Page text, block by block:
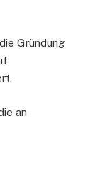
Gründung
an